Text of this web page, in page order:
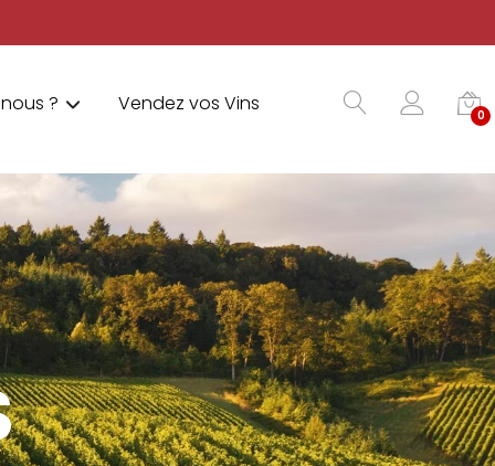
? Vendez vos Vins 0